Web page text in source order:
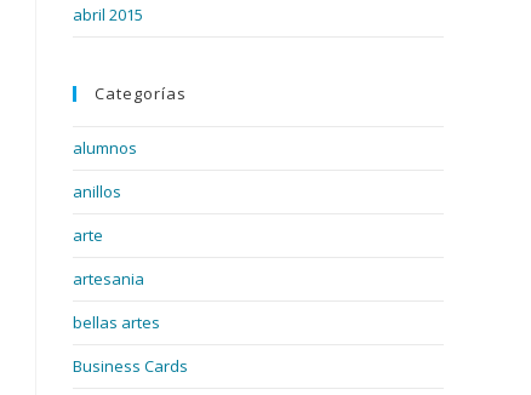
abril 2015
Categorías
alumnos
anillos
arte
artesania
bellas artes
Business Cards